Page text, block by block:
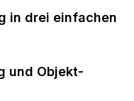
in drei einfachen
und Objekt-